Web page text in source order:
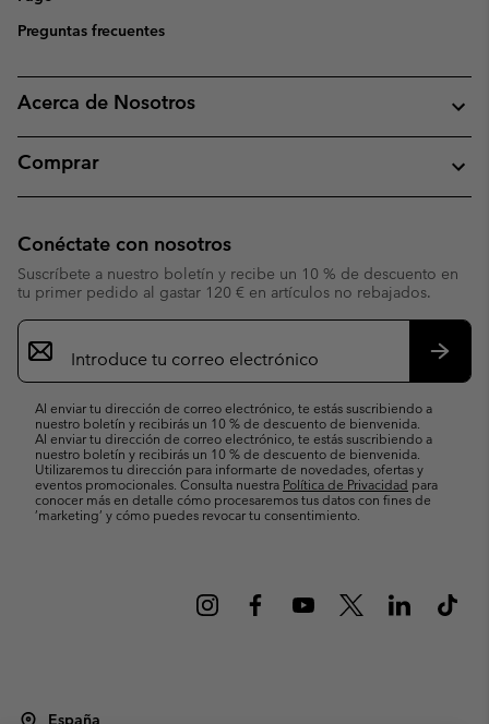
Preguntas frecuentes
Acerca de Nosotros
Comprar
Conéctate con nosotros
Suscríbete a nuestro boletín y recibe un 10 % de descuento en
tu primer pedido al gastar 120 € en artículos no rebajados.
Suscripción
de
correo
Al enviar tu dirección de correo electrónico, te estás suscribiendo a
nuestro boletín y recibirás un 10 % de descuento de bienvenida.
Al enviar tu dirección de correo electrónico, te estás suscribiendo a
nuestro boletín y recibirás un 10 % de descuento de bienvenida.
Utilizaremos tu dirección para informarte de novedades, ofertas y
eventos promocionales. Consulta nuestra Política de Privacidad para
conocer más en detalle cómo procesaremos tus datos con fines de
’marketing’ y cómo puedes revocar tu consentimiento.